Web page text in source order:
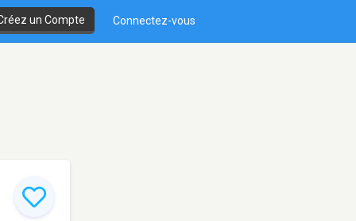
un Compte Connectez-vous